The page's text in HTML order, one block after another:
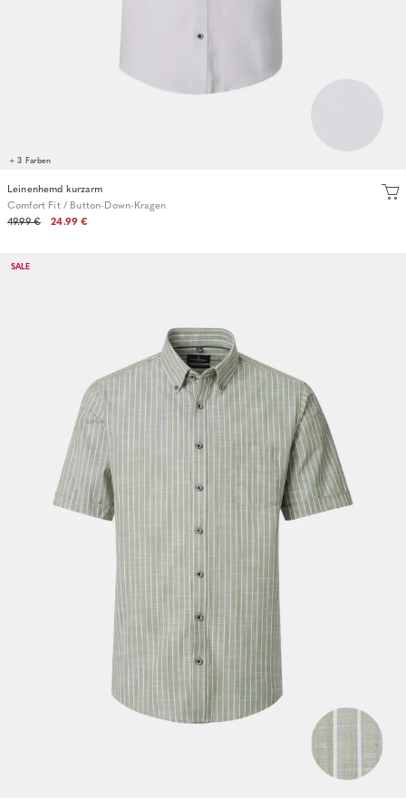
+ 3 Farben
Leinenhemd kurzarm
Comfort Fit / Button-Down-Kragen
49.99 €
24.99 €
SALE